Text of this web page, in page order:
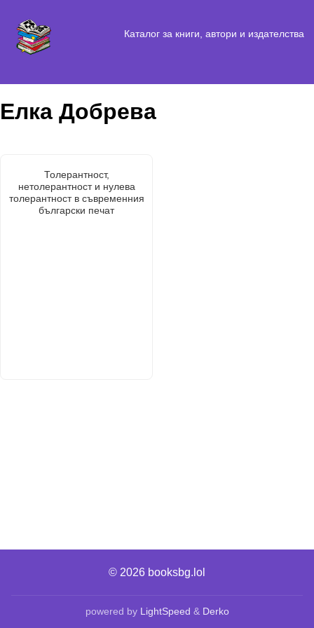
Каталог за книги, автори и издателства
Елка Добрева
Толерантност,
нетолерантност и нулева
толерантност в съвременния
български печат
© 2026 booksbg.lol
powered by LightSpeed & Derko